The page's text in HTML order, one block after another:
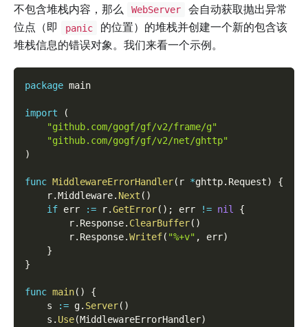
不包含堆栈内容，那么 WebServer
会自动获取抛出异常
位点（即
panic
的位置）的堆栈并创建一个新的包含该
堆栈信息的错误对象。我们来看一个示例。
package main
import
(
"github.com/gogf/gf/v2/frame/g"
"github.com/gogf/gf/v2/net/ghttp"
)
func MiddlewareErrorHandler( r *ghttp. Request)
{
    r
.Middleware. Next ( )
if err := r.GetError( ) ; err != nil
{
        r
. Response. ClearBuffer( )
        r
. Response.Writef( "%+v" , err)
}
}
func main( )
{
    s
:= g. Server( )
    s
. Use(MiddlewareErrorHandler)